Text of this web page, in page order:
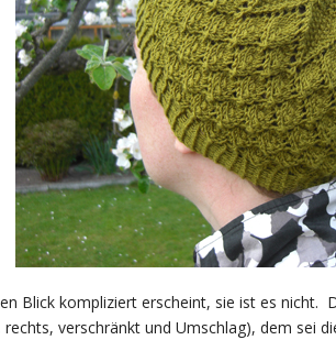
Blick kompliziert erscheint, sie ist es
rechts, verschränkt und Umschlag), dem